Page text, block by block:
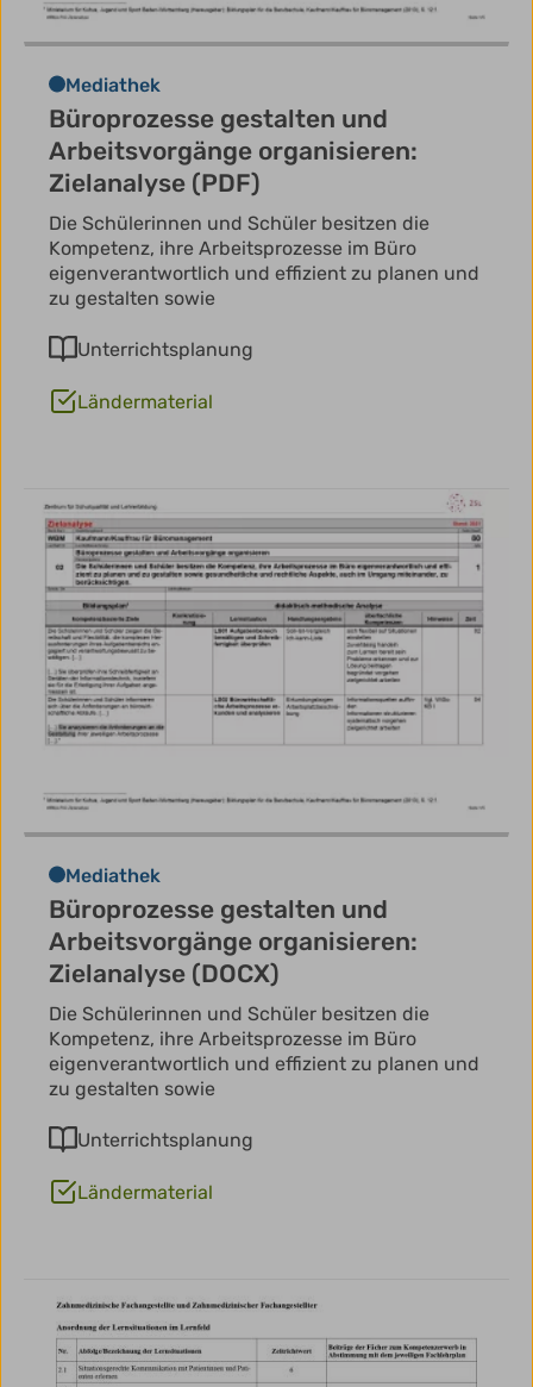
Mediathek
Büroprozesse gestalten und
Arbeitsvorgänge organisieren:
Zielanalyse (PDF)
Die Schülerinnen und Schüler besitzen die
Kompetenz, ihre Arbeitsprozesse im Büro
eigenverantwortlich und effizient zu planen und
zu gestalten sowie
Unterrichtsplanung
Ländermaterial
Mediathek
Büroprozesse gestalten und
Arbeitsvorgänge organisieren:
Zielanalyse (DOCX)
Die Schülerinnen und Schüler besitzen die
Kompetenz, ihre Arbeitsprozesse im Büro
eigenverantwortlich und effizient zu planen und
zu gestalten sowie
Unterrichtsplanung
Ländermaterial